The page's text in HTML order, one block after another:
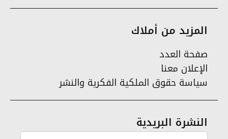
المزيد من أملاك
صفحة العدد
الإعلان معنا
سياسة حقوق الملكية الفكرية والنشر
النشرة البريدية